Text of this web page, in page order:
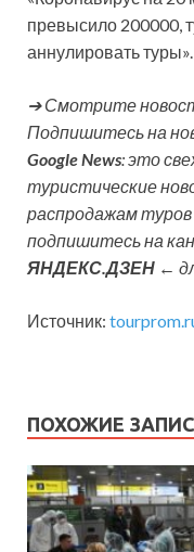
превысило 200000,
аннулировать туры».
➔ Смотрите
Подпишитесь на
Google News: это
туристические
распродажам
подпишитесь на
ЯНДЕКС.ДЗЕН ←
Источник:
ПОХОЖИЕ